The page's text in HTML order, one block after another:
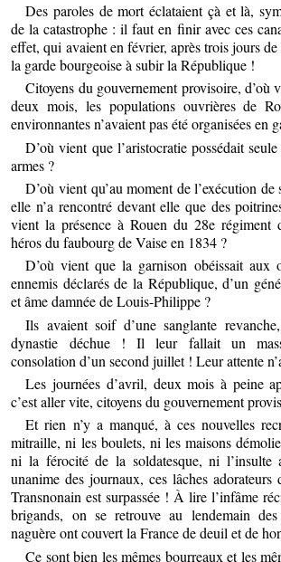
Des paroles de mort éclataient çà et là,
de la catastrophe : il faut en finir avec ces
effet, qui avaient en février, après trois jours
la garde bourgeoise à subir la République !
Citoyens du gouvernement provisoire, d’où
deux mois, les populations ouvrières de
environnantes n’avaient pas été organisées en
D’où vient que l’aristocratie possédait
armes ?
D’où vient qu’au moment de l’exécution
elle n’a rencontré devant elle que des
vient la présence à Rouen du 28e régiment
héros du faubourg de Vaise en 1834 ?
D’où vient que la garnison obéissait aux
ennemis déclarés de la République, d’un
et âme damnée de Louis-Philippe ?
Ils avaient soif d’une sanglante
dynastie déchue ! Il leur fallait un
consolation d’un second juillet ! Leur attente
Les journées d’avril, deux mois à peine
c’est aller vite, citoyens du gouvernement
Et rien n’y a manqué, à ces nouvelles
mitraille, ni les boulets, ni les maisons
ni la férocité de la soldatesque, ni l’insulte
unanime des journaux, ces lâches
Transnonain est surpassée ! À lire l’infâme
brigands, on se retrouve au lendemain
naguère ont couvert la France de deuil et de
Ce sont bien les mêmes bourreaux et les